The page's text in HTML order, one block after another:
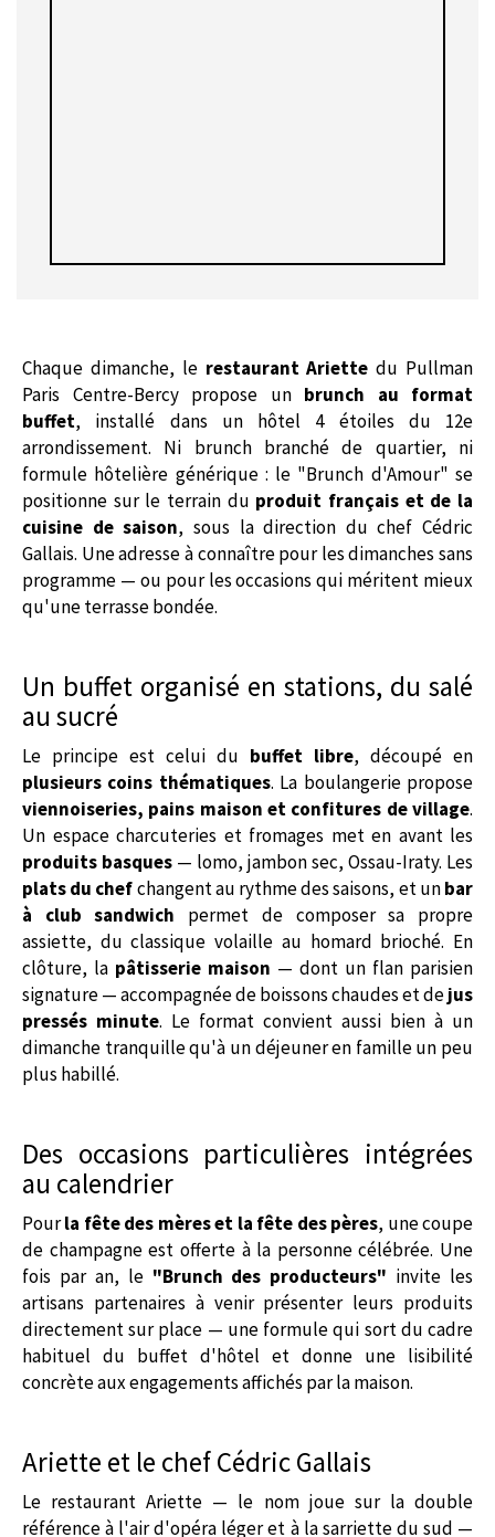
Chaque dimanche, le restaurant Ariette du Pullman
Paris Centre-Bercy propose un brunch au format
buffet, installé dans un hôtel 4 étoiles du 12e
arrondissement. Ni brunch branché de quartier, ni
formule hôtelière générique : le "Brunch d'Amour" se
positionne sur le terrain du produit français et de la
cuisine de saison, sous la direction du chef Cédric
Gallais. Une adresse à connaître pour les dimanches sans
programme — ou pour les occasions qui méritent mieux
qu'une terrasse bondée.
Un buffet organisé en stations, du salé
au sucré
Le principe est celui du buffet libre, découpé en
plusieurs coins thématiques. La boulangerie propose
viennoiseries, pains maison et confitures de village.
Un espace charcuteries et fromages met en avant les
produits basques — lomo, jambon sec, Ossau-Iraty. Les
plats du chefchangent au rythme des saisons, et unbar
à club sandwich permet de composer sa propre
assiette, du classique volaille au homard brioché. En
clôture, la pâtisserie maison — dont un flan parisien
signature — accompagnée de boissons chaudes et dejus
pressés minute. Le format convient aussi bien à un
dimanche tranquille qu'à un déjeuner en famille un peu
plus habillé.
Des occasions particulières intégrées
au calendrier
Pourla fête des mères et la fête des pères, une coupe
de champagne est offerte à la personne célébrée. Une
fois par an, le "Brunch des producteurs" invite les
artisans partenaires à venir présenter leurs produits
directement sur place — une formule qui sort du cadre
habituel du buffet d'hôtel et donne une lisibilité
concrète aux engagements affichés par la maison.
Ariette et le chef Cédric Gallais
Le restaurant Ariette — le nom joue sur la double
référence à l'air d'opéra léger et à la sarriette du sud —